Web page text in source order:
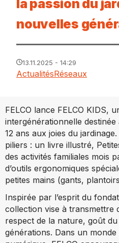
la passion du
nouvelles
13.11.2025 - 14:29
ActualitésRéseaux
FELCO lance FELCO KIDS,
intergénérationnelle
12 ans aux joies du
piliers : un livre illustré,
des activités familiales mois
d’outils ergonomiques
petites mains (gants,
Inspirée par l’esprit du
collection vise à transmettre
respect de la nature, goût
générations. Dans un